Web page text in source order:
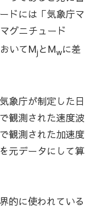
ドには「気象庁マ
グニチュード
いてMjとMwに差
象庁が制定した日
で観測された速度波
観測された加速度
元データにして算
的に使われている